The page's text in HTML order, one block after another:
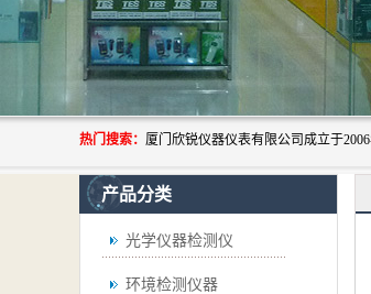
热门搜索：
产品分类
光学仪器检测仪
环境检测仪器